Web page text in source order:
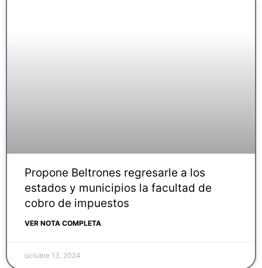
Propone Beltrones regresarle a los
estados y municipios la facultad de
cobro de impuestos
VER NOTA COMPLETA
octubre 13, 2024